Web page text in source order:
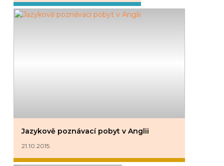
Jazykově poznávací pobyt v Anglii
21.10.2015